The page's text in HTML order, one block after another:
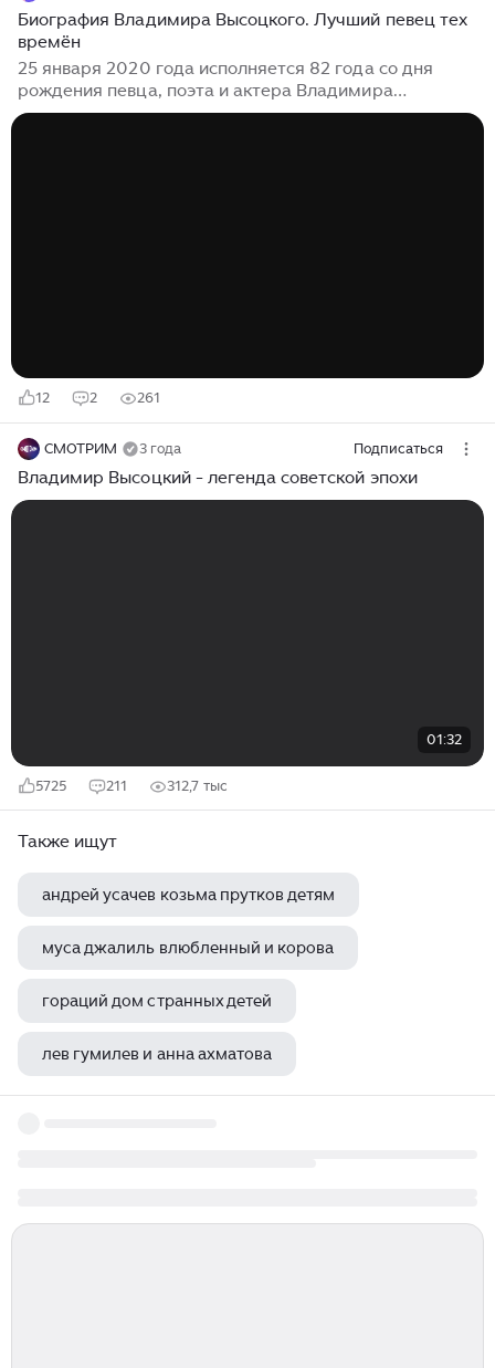
Биография Владимира Высоцкого. Лучший певец тех
времён
25 января 2020 года исполняется 82 года со дня
рождения певца, поэта и актера Владимира
Высоцкого. Владимир Семенович Высоцкий родился
12 2 261
СМОТРИМ 3 года Подписаться
Владимир Высоцкий - легенда советской эпохи
01:32
5725 211 312,7 тыс
Также ищут
андрей усачев козьма прутков детям
муса джалиль влюбленный и корова
гораций дом странных детей
лев гумилев и анна ахматова